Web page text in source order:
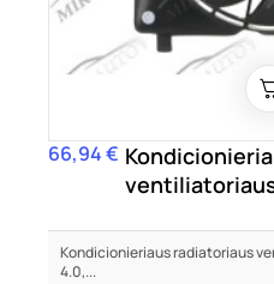
Kaina
66,94 €
Kondicionieriaus radiatoriaus
4.0,...